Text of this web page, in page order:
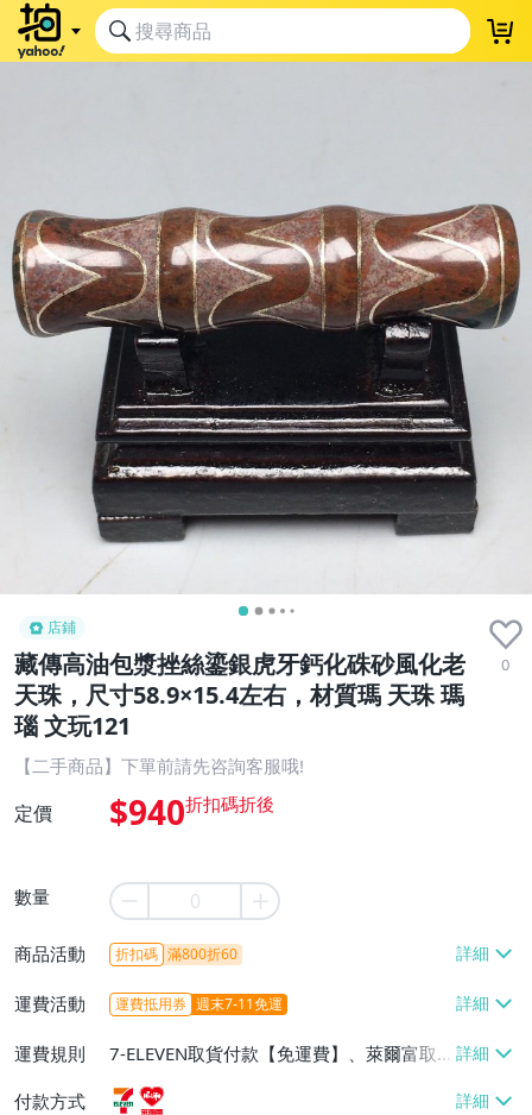
店鋪
藏傳高油包漿挫絲鎏銀虎牙鈣化硃砂風化老
天珠，尺寸58.9×15.4左右，材質瑪 天珠 瑪
瑙 文玩121
0
【二手商品】下單前請先咨詢客服哦!
定價 $940
數量
商品活動 折扣碼 滿800折60
運費活動 運費抵用券 週末7-11免運
運費規則
7-ELEVEN取貨付款【免運費】、萊爾富取
貨付款【免運費】
付款方式